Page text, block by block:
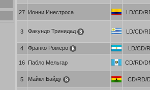
27 Ионни Инестроса LD/CD/
3 Факундо Тринидад LD/CD/
4 Франко Ромеро LD/CD/
16 Пабло Мельгар CD/RD/
5 Майкл Байду CD/RD/